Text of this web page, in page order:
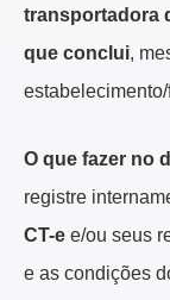
transportadora
que conclui,
O que fazer no
registre
CT-e e/ou seus
e as condições